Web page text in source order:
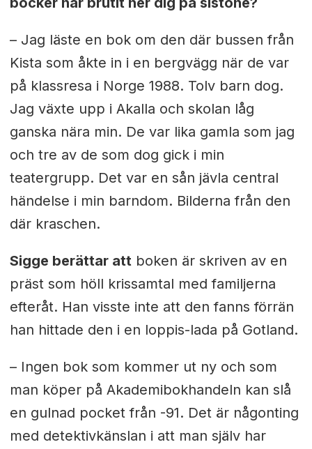
– Jag läste en bok om den där bussen från
Kista som åkte in i en bergvägg när de var
på klassresa i Norge 1988. Tolv barn dog.
Jag växte upp i Akalla och skolan låg
ganska nära min. De var lika gamla som jag
och tre av de som dog gick i min
teatergrupp. Det var en sån jävla central
händelse i min barndom. Bilderna från den
där kraschen.
Sigge berättar att boken är skriven av en
präst som höll krissamtal med familjerna
efteråt. Han visste inte att den fanns förrän
han hittade den i en loppis-lada på Gotland.
– Ingen bok som kommer ut ny och som
man köper på Akademibokhandeln kan slå
en gulnad pocket från -91. Det är någonting
med detektivkänslan i att man själv har